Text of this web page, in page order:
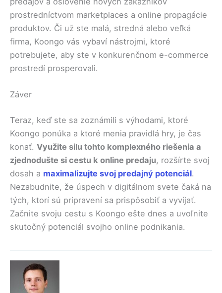
prostredníctvom marketplaces a online propagácie
produktov. Či už ste malá, stredná alebo veľká
firma, Koongo vás vybaví nástrojmi, ktoré
potrebujete, aby ste v konkurenčnom e-commerce
prostredí prosperovali.
Záver
Teraz, keď ste sa zoznámili s výhodami, ktoré
Koongo ponúka a ktoré menia pravidlá hry, je čas
konať. Využite silu tohto komplexného riešenia a
zjednodušte si cestu k online predaju, rozšírte svoj
dosah a maximalizujte svoj predajný potenciál.
Nezabudnite, že úspech v digitálnom svete čaká na
tých, ktorí sú pripravení sa prispôsobiť a vyvíjať.
Začnite svoju cestu s Koongo ešte dnes a uvoľnite
skutočný potenciál svojho online podnikania.